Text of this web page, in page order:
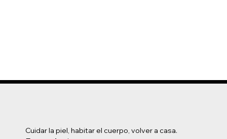
Cuidar la piel, habitar el cuerpo, volver a casa.